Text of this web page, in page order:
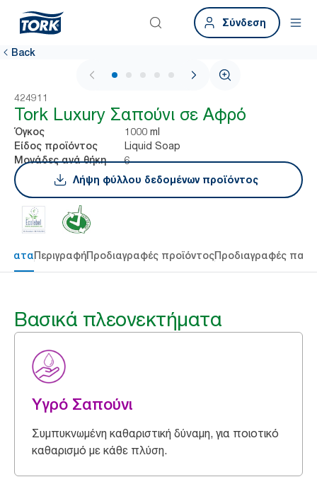
Σύνδεση
Back
1 / 5
424911
Tork Luxury Σαπούνι σε Αφρό
Όγκος 1000 ml
Είδος προϊόντος Liquid Soap
Μονάδες ανά θήκη
6
Λήψη φύλλου δεδομένων προϊόντος
ΠεριγραφήΠροδιαγραφές προϊόντοςΠροδιαγραφές
Βασικά πλεονεκτήματα
Υγρό Σαπούνι
Συμπυκνωμένη καθαριστική δύναμη, για ποιοτικό
καθαρισμό με κάθε πλύση.